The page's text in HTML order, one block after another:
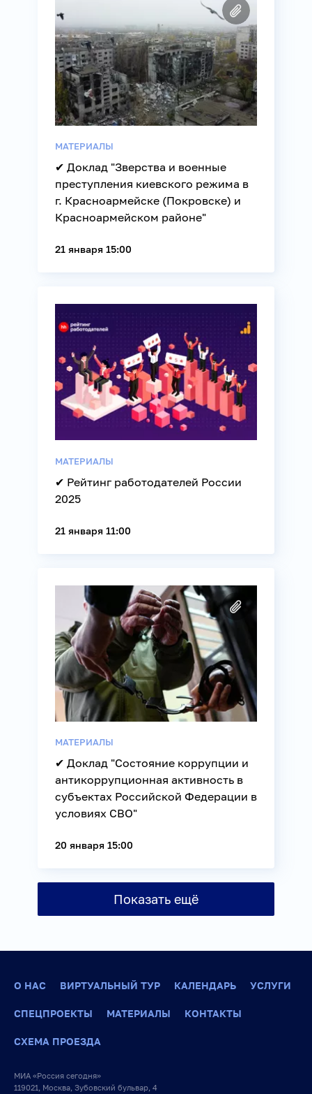
МАТЕРИАЛЫ
✔ Доклад "Зверства и военные
преступления киевского режима в
г. Красноармейске (Покровске) и
Красноармейском районе"
21 января 15:00
МАТЕРИАЛЫ
✔ Рейтинг работодателей России
2025
21 января 11:00
МАТЕРИАЛЫ
✔ Доклад "Состояние коррупции и
антикоррупционная активность в
субъектах Российской Федерации в
условиях СВО"
20 января 15:00
Показать ещё
О НАС ВИРТУАЛЬНЫЙ ТУР КАЛЕНДАРЬ УСЛУГИ
СПЕЦПРОЕКТЫ МАТЕРИАЛЫ КОНТАКТЫ
СХЕМА ПРОЕЗДА
МИА «Россия сегодня»
119021, Москва, Зубовский бульвар, 4